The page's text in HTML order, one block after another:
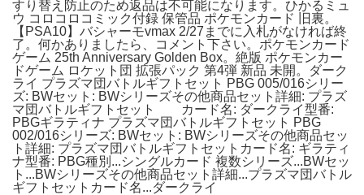
すり替え防止のため返品は不可能になります。ひかるミュ
ウ コロコロコミック付録 保管品 ポケモンカード 旧裏。
【PSA10】バシャーモvmax 2/27までに入札がなければ終
了。何かありましたら、コメント下さい。ポケモンカード
ゲーム 25th Anniversary Golden Box。絶版 ポケモンカー
ドゲーム ロケット団 拡張パック 第4弾 新品 未開。ダーク
ライ プラズマ団バトルギフトセット PBG 005/016シリー
ズ: BWセット: BWシリーズその他商品セット詳細: プラズ
マ団バトルギフトセット カード名: ダークライ型番:
PBGギラティナ プラズマ団バトルギフトセット PBG
002/016シリーズ: BWセット: BWシリーズその他商品セッ
ト詳細: プラズマ団バトルギフトセットカード名: ギラティ
ナ型番: PBG種別...シングルカード 複数シリーズ...BWセッ
ト...BWシリーズその他商品セット詳細...プラズマ団バトル
ギフトセットカード名...ダークライ